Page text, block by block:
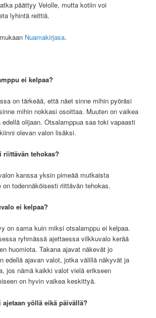
päättyy Velolle, mutta kotiin voi
lyhintä reittiä.
mukaan Nuamakirjasa.
ei kelpaa?
on tärkeää, että näet sinne mihin pyöräsi
mihin nokkasi osoittaa. Muuten on vaikea
olijaan. Otsalamppua saa toki vapaasti
olevan valon lisäksi.
riittävän tehokas?
kanssa yksin pimeää mutkaista
todennäköisesti riittävän tehokas.
ei kelpaa?
on sama kuin miksi otsalamppu ei kelpaa.
ryhmässä ajettaessa vilkkuvalo kerää
huomiota. Takana ajavat näkevät jo
edellä ajavan valot, jotka välillä näkyvät ja
jos nämä kaikki valot vielä erikseen
on hyvin vaikea keskittyä.
yöllä eikä päivällä?